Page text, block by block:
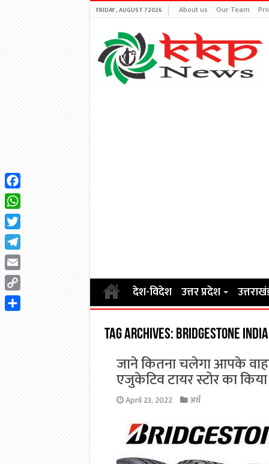
FRIDAY , AUGUST 7 2026 About us Our Team
देश-विदेश उत्तर प्रदेश
Tag Archives: Bridgestone India
जाने कितना चलेगा आपके वाहन
एजुकेटिव टायर स्टोर का
April 23, 2022 अर्थ
Facebook
WhatsApp
Twitter
Telegram
Email
Copy
Link